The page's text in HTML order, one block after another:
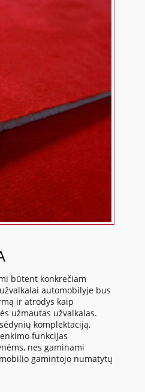
būtent konkrečiam
automobilyje bus
ir atrodys kaip
užmautas užvalkalas.
komplektaciją,
funkcijas
nes gaminami
gamintojo numatytų